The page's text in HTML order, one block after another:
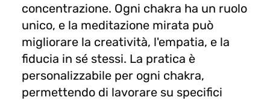
concentrazione. Ogni chakra ha un ruolo
unico, e la meditazione mirata può
migliorare la creatività, l'empatia, e la
fiducia in sé stessi. La pratica è
personalizzabile per ogni chakra,
permettendo di lavorare su specifici